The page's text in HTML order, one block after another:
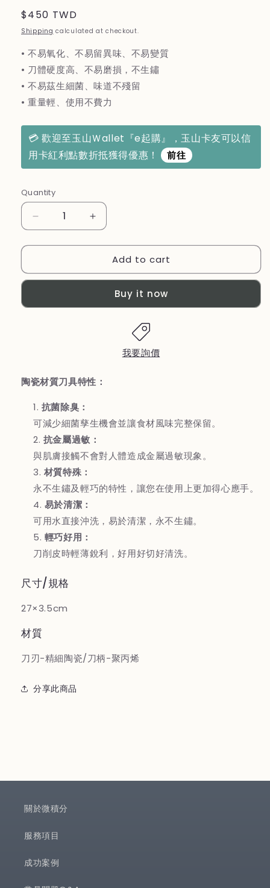
Regular
price
$450 TWD
Shipping calculated at checkout.
• 不易氧化、不易留異味、不易變質
• 刀體硬度高、不易磨損，不生鏽
• 不易茲生細菌、味道不殘留
• 重量輕、使用不費力
💳 歡迎至玉山Ｗallet『e起購』，玉山卡友可以信
用卡紅利點數折抵獲得優惠！ 前往
Quantity
Decrease
quantity
for
柏
瓷
刀
(綠
柄)
Increase
quantity
for
【優
柏
瓷
刀
柄)
Add to cart
Buy it now
我要詢價
陶瓷材質刀具特性：
抗菌除臭：
可減少細菌孳生機會並讓食材風味完整保留。
抗金屬過敏：
與肌膚接觸不會對人體造成金屬過敏現象。
材質特殊：
永不生鏽及輕巧的特性，讓您在使用上更加得心應手。
易於清潔：
可用水直接沖洗，易於清潔，永不生鏽。
輕巧好用：
刀削皮時輕薄銳利，好用好切好清洗。
尺寸/規格
27×3.5cm
材質
刀刃-精細陶瓷/刀柄-聚丙烯
分享此商品
關於微積分
服務項目
成功案例